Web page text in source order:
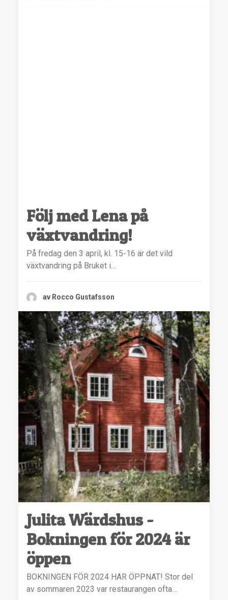
Följ med Lena på
växtvandring!
På fredag den 3 april, kl. 15-16 är det vild
växtvandring på Bruket i…
av Rocco Gustafsson
Julita Wärdshus -
Bokningen för 2024 är
öppen
BOKNINGEN FÖR 2024 HAR ÖPPNAT! Stor del
av sommaren 2023 var restaurangen ofta…